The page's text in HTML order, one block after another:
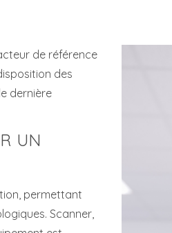
de référence
des
dernière
UN
permettant
Scanner,